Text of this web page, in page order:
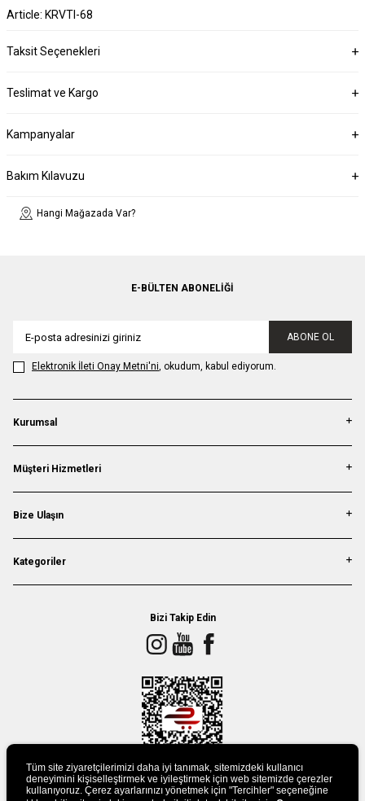
Article: KRVTI-68
Taksit Seçenekleri
Teslimat ve Kargo
Kampanyalar
Bakım Kılavuzu
Hangi Mağazada Var?
E-BÜLTEN ABONELIĞI
ABONE OL
Elektronik İleti Onay Metni'ni, okudum, kabul ediyorum.
Kurumsal
Müşteri Hizmetleri
Bize Ulaşın
Kategoriler
Bizi Takip Edin
Tüm site ziyaretçilerimizi daha iyi tanımak, sitemizdeki kullanıcı
deneyimini kişiselleştirmek ve iyileştirmek için web sitemizde çerezler
kullanıyoruz. Çerez ayarlarınızı yönetmek için "Tercihler" seçeneğine